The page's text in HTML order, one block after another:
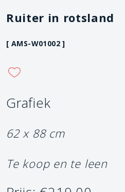
Ruiter in rotsland
[ AMS-W01002 ]
Grafiek
62 x 88 cm
Te koop en te leen